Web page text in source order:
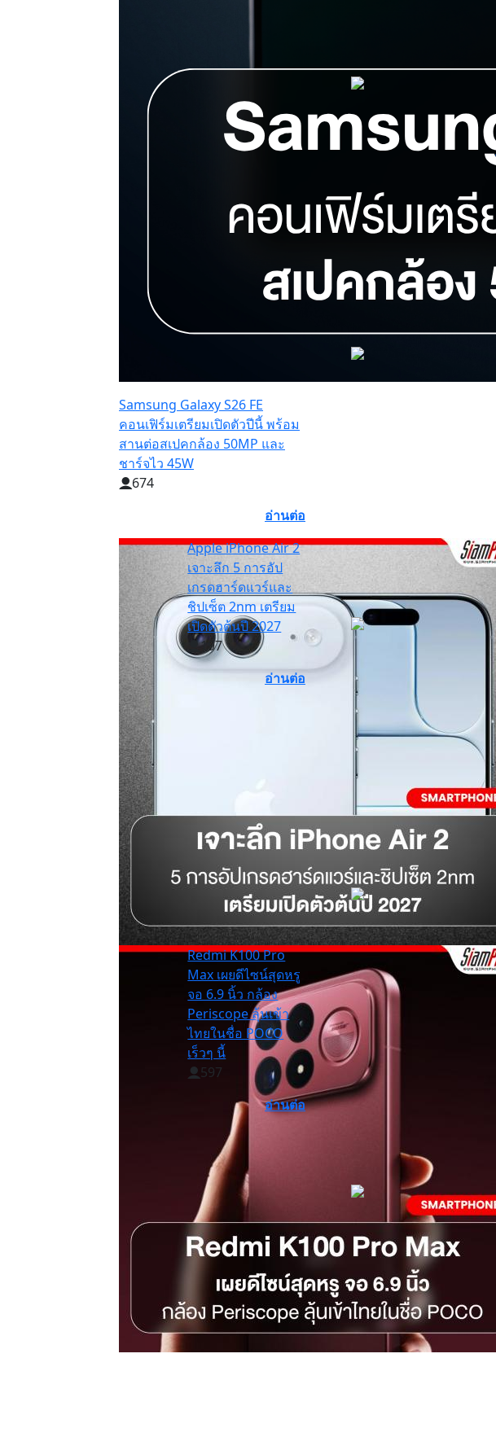
Samsung Galaxy S26 FE
คอนเฟิร์มเตรียมเปิดตัวปีนี้ พร้อม
สานต่อสเปคกล้อง 50MP และ
ชาร์จไว 45W
674
อ่านต่อ
Apple iPhone Air 2
เจาะลึก 5 การอัป
เกรดฮาร์ดแวร์และ
ชิปเซ็ต 2nm เตรียม
เปิดตัวต้นปี 2027
197
อ่านต่อ
Redmi K100 Pro
Max เผยดีไซน์สุดหรู
จอ 6.9 นิ้ว กล้อง
Periscope ลุ้นเข้า
ไทยในชื่อ POCO
เร็วๆ นี้
597
อ่านต่อ